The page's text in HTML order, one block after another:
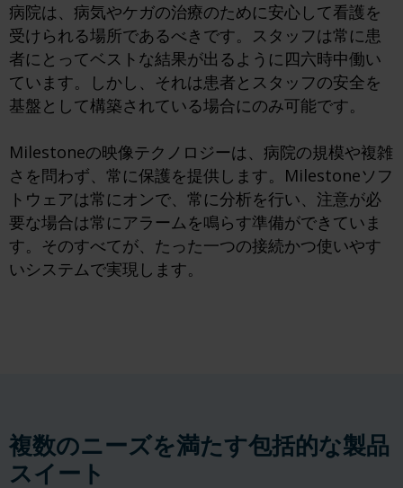
病院は、病気やケガの治療のために安心して看護を
受けられる場所であるべきです。スタッフは常に患
者にとってベストな結果が出るように四六時中働い
ています。しかし、それは患者とスタッフの安全を
基盤として構築されている場合にのみ可能です。
Milestoneの映像テクノロジーは、病院の規模や複雑
さを問わず、常に保護を提供します。Milestoneソフ
トウェアは常にオンで、常に分析を行い、注意が必
要な場合は常にアラームを鳴らす準備ができていま
す。そのすべてが、たった一つの接続かつ使いやす
いシステムで実現します。
複数のニーズを満たす包括的な製品
スイート